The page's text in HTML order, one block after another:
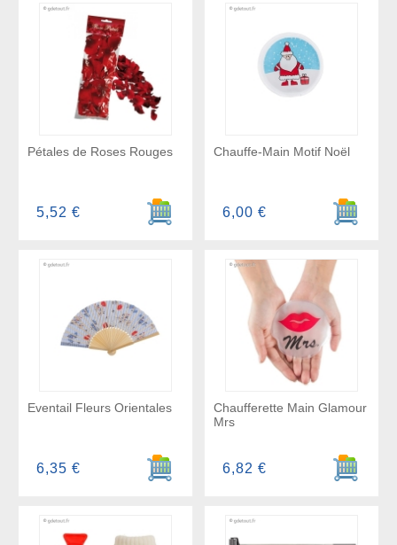
Pétales de Roses Rouges
Ajouter au panier
5,52 €
Chauffe-Main Motif Noël
Ajouter
6,00 €
Eventail Fleurs Orientales
Ajouter au panier
6,35 €
Chaufferette Main Glamour
Mrs
Ajouter
6,82 €